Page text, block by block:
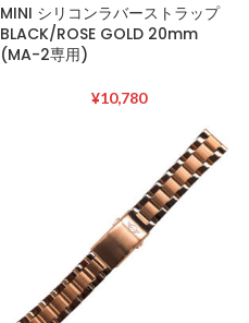
MINI シリコンラバーストラップ
BLACK/ROSE GOLD 20mm
(MA-2専用)
¥10,780